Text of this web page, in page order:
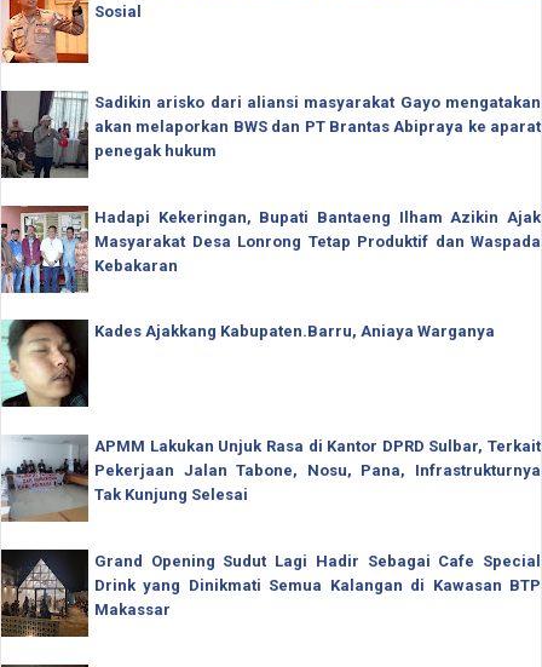
Sosial
Sadikin arisko dari aliansi masyarakat Gayo mengatakan
akan melaporkan BWS dan PT Brantas Abipraya ke aparat
penegak hukum
Hadapi Kekeringan, Bupati Bantaeng Ilham Azikin Ajak
Masyarakat Desa Lonrong Tetap Produktif dan Waspada
Kebakaran
Kades Ajakkang Kabupaten.Barru, Aniaya Warganya
APMM Lakukan Unjuk Rasa di Kantor DPRD Sulbar, Terkait
Pekerjaan Jalan Tabone, Nosu, Pana, Infrastrukturnya
Tak Kunjung Selesai
Grand Opening Sudut Lagi Hadir Sebagai Cafe Special
Drink yang Dinikmati Semua Kalangan di Kawasan BTP
Makassar